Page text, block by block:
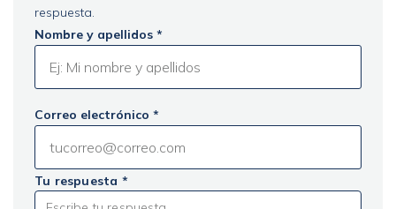
respuesta.
Nombre y apellidos *
Correo electrónico *
Tu respuesta *